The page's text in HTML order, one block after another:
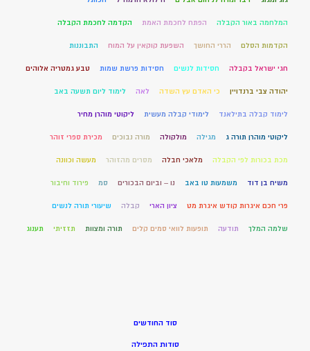
המלחמה באור הקבלה הפתח לחכמת האמת הקדמה לחכמת הקבלה
הקדמות הסלם הררי החושך השפעת קוקאין על המוח התבוננות
חגי ישראל בקבלה חסידות לנשים חסידות פרשת שמות טבע גמטריה אלוהים
יהודה צבי ברנדויין כי האדם עץ השדה לאה לימוד ליום תשעה באב
לימוד קבלה בתילאנד לימודי קבלה מעשית ליקוטי מוהרן מחיר
ליקוטי מוהרן תורה ג מגילה מולקולה מורה נבוכים מכירת ספרי זוהר
מכת בכורות לפי הקבלה מלאכי חבלה מסרים מהזוהר מעשה וכוונה
משיח בן דוד משמעות טו באב נו – וביום הבכורים סמ פירוד וחיבור
פרי חכם איגרות קודש איגרת מט ציון הארי קבלה שיעורי תורה לנשים
שלמה המלך תודעה תופעות לוואי סמים קלים תורה ומצוות תזזיתי תענוג
סוד החודשים
סודות התפילה